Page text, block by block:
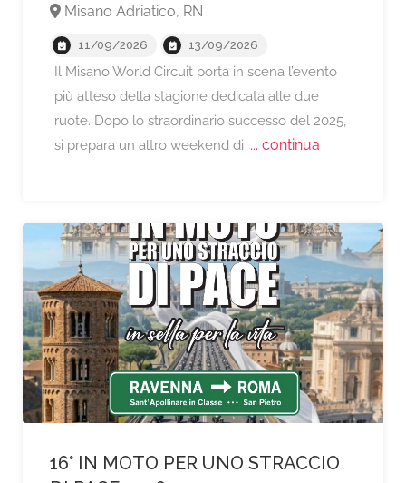
Misano Adriatico, RN
11/09/2026 13/09/2026
Il Misano World Circuit porta in scena l’evento
più atteso della stagione dedicata alle due
ruote. Dopo lo straordinario successo del 2025,
si prepara un altro weekend di ... continua
16° IN MOTO PER UNO STRACCIO